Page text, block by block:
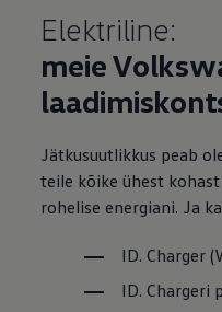
Veljed ja
Avarii- ja
Lisatarvikud
Sise- ja
Klienditeave
Hoiatus- ja
Teie
Elektriline:
meie
Jätkusuutlikkus peab
teile kõike ühest
rohelise energiani. Ja
ID. Charger
ID. Chargeri